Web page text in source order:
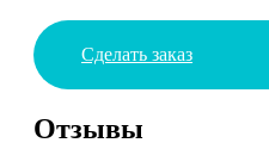
Сделать заказ
Отзывы